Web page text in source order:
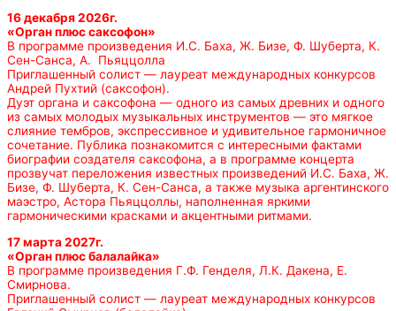
16 декабря 2026г.
«Орган плюс саксофон»
В программе произведения И.С. Баха, Ж. Бизе, Ф. Шуберта, К.
Сен-Санса, А. Пьяццолла
Приглашенный солист — лауреат международных конкурсов
Андрей Пухтий (саксофон).
Дуэт органа и саксофона — одного из самых древних и одного
из самых молодых музыкальных инструментов — это мягкое
слияние тембров, экспрессивное и удивительное гармоничное
сочетание. Публика познакомится с интересными фактами
биографии создателя саксофона, а в программе концерта
прозвучат переложения известных произведений И.С. Баха, Ж.
Бизе, Ф. Шуберта, К. Сен-Санса, а также музыка аргентинского
маэстро, Астора Пьяццоллы, наполненная яркими
гармоническими красками и акцентными ритмами.
17 марта 2027г.
«Орган плюс балалайка»
В программе произведения Г.Ф. Генделя, Л.К. Дакена, Е.
Смирнова.
Приглашенный солист — лауреат международных конкурсов